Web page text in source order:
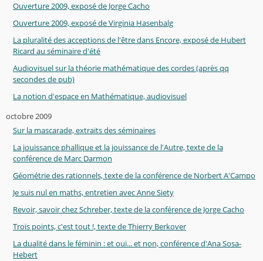
Ouverture 2009, exposé de Jorge Cacho
Ouverture 2009, exposé de Virginia Hasenbalg
La pluralité des acceptions de l'être dans Encore, exposé de Hubert
Ricard au séminaire d'été
Audiovisuel sur la théorie mathématique des cordes (après qq
secondes de pub)
La notion d'espace en Mathématique, audiovisuel
octobre 2009
Sur la mascarade, extraits des séminaires
La jouissance phallique et la jouissance de l'Autre, texte de la
conférence de Marc Darmon
Géométrie des rationnels, texte de la conférence de Norbert A'Campo
Je suis nul en maths, entretien avec Anne Siety
Revoir, savoir chez Schreber, texte de la conférence de Jorge Cacho
Trois points, c'est tout !, texte de Thierry Berkover
La dualité dans le féminin : et oui... et non, conférence d'Ana Sosa-
Hebert